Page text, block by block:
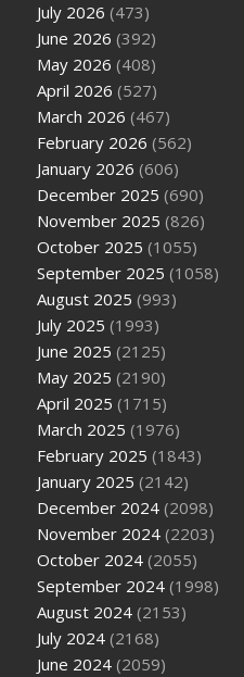
July 2026 (473)
June 2026 (392)
May 2026 (408)
April 2026 (527)
March 2026 (467)
February 2026 (562)
January 2026 (606)
December 2025 (690)
November 2025 (826)
October 2025 (1055)
September 2025 (1058)
August 2025 (993)
July 2025 (1993)
June 2025 (2125)
May 2025 (2190)
April 2025 (1715)
March 2025 (1976)
February 2025 (1843)
January 2025 (2142)
December 2024 (2098)
November 2024 (2203)
October 2024 (2055)
September 2024 (1998)
August 2024 (2153)
July 2024 (2168)
June 2024 (2059)